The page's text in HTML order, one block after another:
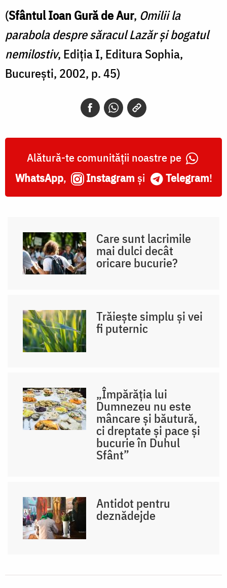
(Sfântul Ioan Gură de Aur, Omilii la
parabola despre săracul Lazăr și bogatul
nemilostiv, Ediția I, Editura Sophia,
București, 2002, p. 45)
Alătură-te comunității noastre pe
WhatsApp, Instagram și Telegram!
Care sunt lacrimile
mai dulci decât
oricare bucurie?
Trăiește simplu și vei
fi puternic
„Împărăția lui
Dumnezeu nu este
mâncare și băutură,
ci dreptate și pace și
bucurie în Duhul
Sfânt”
Antidot pentru
deznădejde